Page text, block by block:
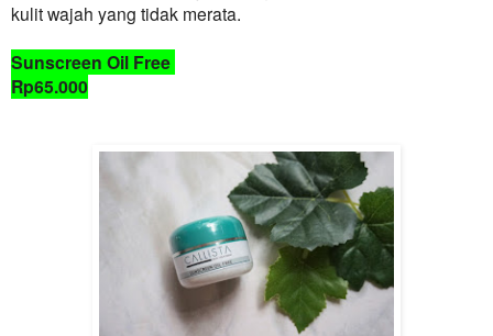
kulit wajah yang tidak merata.
Sunscreen Oil Free
Rp65.000